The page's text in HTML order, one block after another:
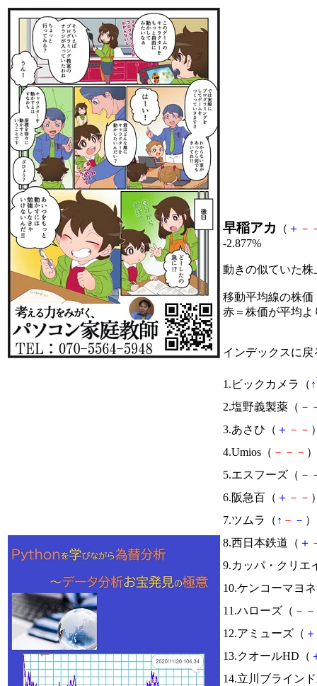
早稲アカ （ ＋ －
-2.877%
動きの似ていた
移動平均線の株価
赤＝株価が平均
インデックスに戻
1.ビックカメラ（ ↑
2.塩野義製薬（ －
3.あさひ（ ＋ － －
4.Umios（ － － －
5.エスフーズ（ －
6.阪急百（ ＋ － －
7.ツムラ（ ↑ － －
8.西日本鉄道（ ＋
9.カッパ・クリエ
10.ケンコーマヨ
11.ハローズ（ － －
12.アミューズ（ ＋
13.クオールHD（
14.立川ブライン